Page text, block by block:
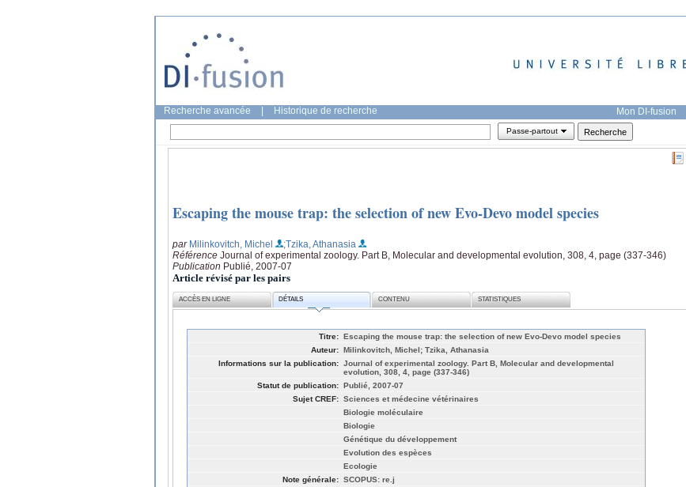
Recherche avancée Historique de recherche Mon DI-fusion
Passe-partout
Escaping the mouse trap: the selection of new Evo-Devo model species
par Milinkovitch, Michel
;Tzika, Athanasia
Référence Journal of experimental zoology. Part B, Molecular and developmental evolution, 308, 4, page (337-346)
Publication Publié, 2007-07
Article révisé par les pairs
ACCÈS EN LIGNE DÉTAILS CONTENU STATISTIQUES
Titre: Escaping the mouse trap: the selection of new Evo-Devo model species
Auteur: Milinkovitch, Michel; Tzika, Athanasia
Informations sur la publication: Journal of experimental zoology. Part B, Molecular and developmental
evolution, 308, 4, page (337-346)
Statut de publication: Publié, 2007-07
Sujet CREF: Sciences et médecine vétérinaires
Biologie moléculaire
Biologie
Génétique du développement
Evolution des espèces
Ecologie
Note générale: SCOPUS: re.j